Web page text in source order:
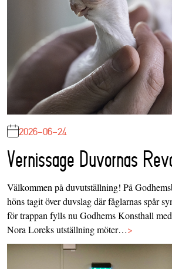
2026-06-24
Vernissage Duvornas
Välkommen på duvutställning! På
höns tagit över duvslag där fåglarnas spår
för trappan fylls nu Godhems Konsthall
Nora Loreks utställning möter…>